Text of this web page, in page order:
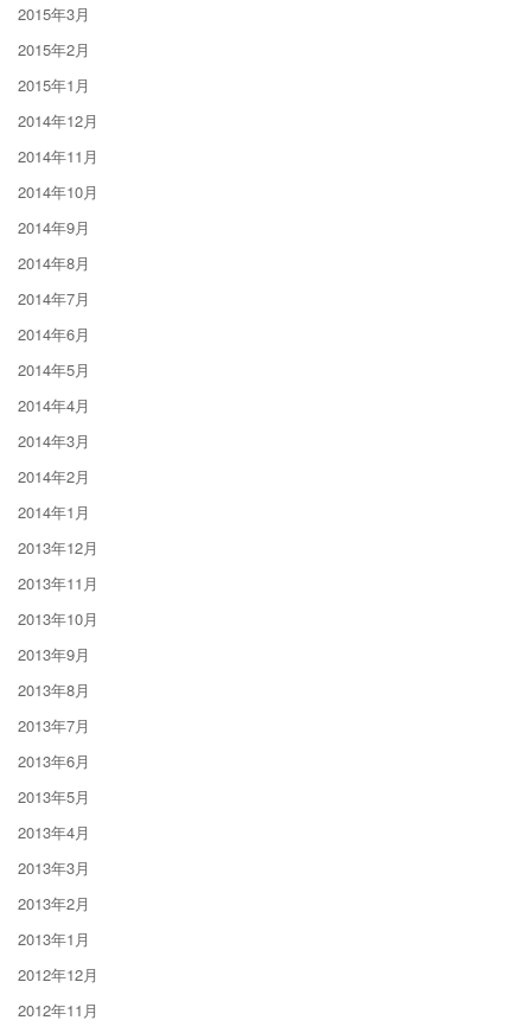
2015年3月
2015年2月
2015年1月
2014年12月
2014年11月
2014年10月
2014年9月
2014年8月
2014年7月
2014年6月
2014年5月
2014年4月
2014年3月
2014年2月
2014年1月
2013年12月
2013年11月
2013年10月
2013年9月
2013年8月
2013年7月
2013年6月
2013年5月
2013年4月
2013年3月
2013年2月
2013年1月
2012年12月
2012年11月